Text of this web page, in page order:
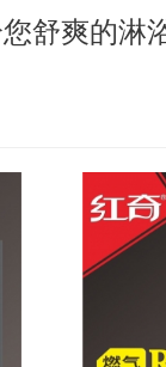
舒爽的淋